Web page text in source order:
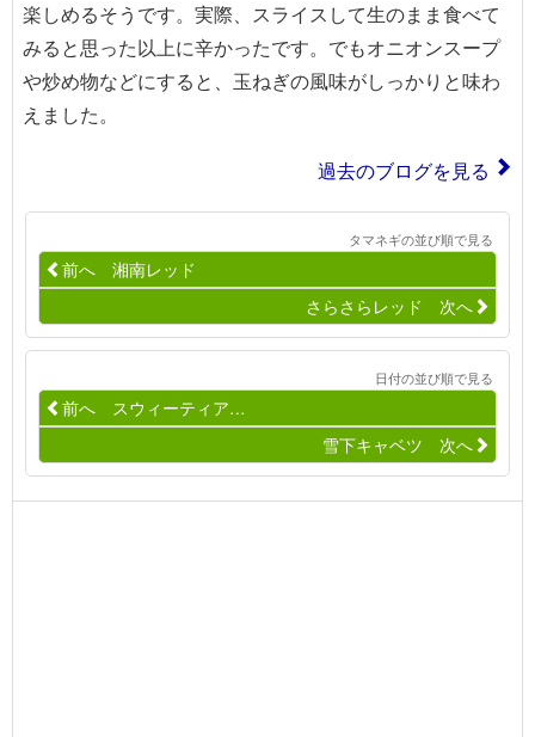
楽しめるそうです。実際、スライスして生のまま食べて
みると思った以上に辛かったです。でもオニオンスープ
や炒め物などにすると、玉ねぎの風味がしっかりと味わ
えました。
過去のブログを見る
タマネギの並び順で見る
前へ 湘南レッド
さらさらレッド 次へ
日付の並び順で見る
前へ スウィーティア…
雪下キャベツ 次へ